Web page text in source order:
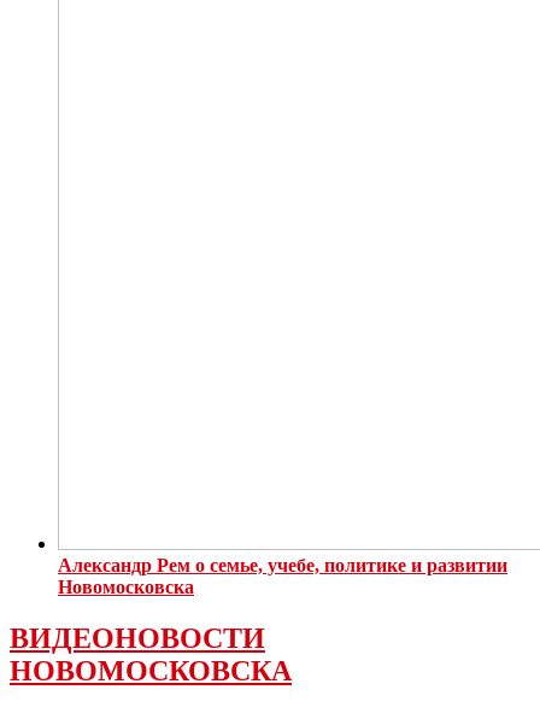
Александр Рем о семье, учебе, политике и развитии
Новомосковска
ВИДЕОНОВОСТИ
НОВОМОСКОВСКА